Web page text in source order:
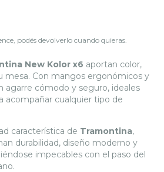
podés devolverlo cuando quieras.
New Kolor x6 aportan color,
mesa. Con mangos ergonómicos y
agarre cómodo y seguro, ideales
acompañar cualquier tipo de
característica de Tramontina,
durabilidad, diseño moderno y
impecables con el paso del